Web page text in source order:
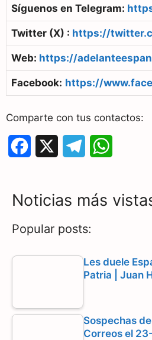
Síguenos en Telegram:
Twitter (X) : https://
Web: https://
Facebook: https://
Comparte con tus contactos:
b
o
g
r
a
A
p
Noticias más
Popular posts:
Les duele
Patria | Juan
Sospechas
Correos el